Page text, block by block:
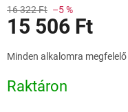
16 322 Ft –5 %
15 506 Ft
Minden alkalomra
Raktáron